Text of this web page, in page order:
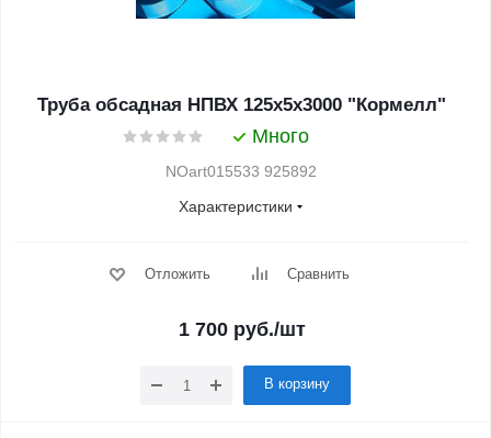
Труба обсадная НПВХ 125х5х3000 "Кормелл"
Много
NOart015533 925892
Характеристики
Отложить Сравнить
1 700руб./шт
В корзину